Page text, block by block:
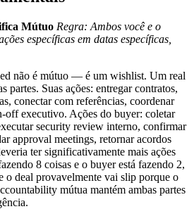
Mútuo Regra: Ambos você e o
específicas em datas específicas,
não é mútuo — é um wishlist. Um real
partes. Suas ações: entregar contratos,
conectar com referências, coordenar
off executivo. Ações do buyer: coletar
security review interno, confirmar
approval meetings, retornar acordos
ter significativamente mais ações
8 coisas e o buyer está fazendo 2,
o deal provavelmente vai slip porque o
mútua mantém ambas partes